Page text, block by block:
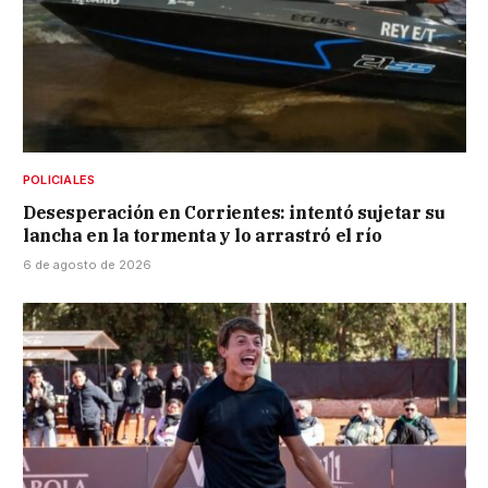
POLICIALES
Desesperación en Corrientes: intentó sujetar su
lancha en la tormenta y lo arrastró el río
6 de agosto de 2026